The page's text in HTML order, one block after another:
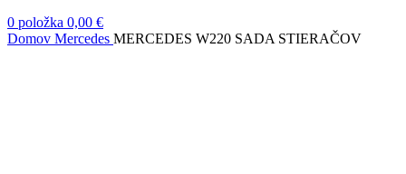
0 položka 0,00 €
Domov Mercedes MERCEDES W220 SADA STIERAČOV